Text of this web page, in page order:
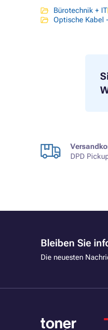
Bürotechnik + IT
Optische Kabel
DPD
Bleiben Sie
Die neuesten